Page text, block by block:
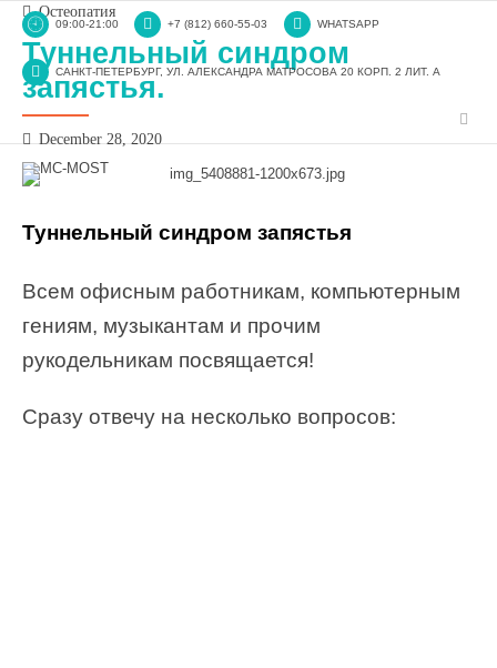
09:00-21:00 +7 (812) 660-55-03 WHATSAPP
САНКТ-ПЕТЕРБУРГ, УЛ. АЛЕКСАНДРА МАТРОСОВА 20 КОРП. 2 ЛИТ. А
Остеопатия
Туннельный синдром
запястья.
December 28, 2020
Туннельный синдром запястья
Всем офисным работникам, компьютерным
гениям, музыкантам и прочим
рукодельникам посвящается!
Сразу отвечу на несколько вопросов: